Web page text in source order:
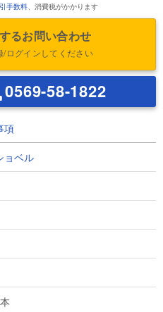
手数料、消費税がかかります
るお問い合わせ
/ログインしてください
0569-58-1822
項
ョベル